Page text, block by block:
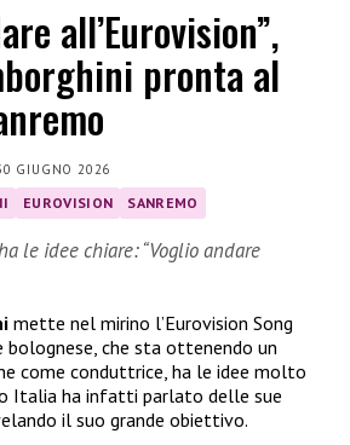
all’Eurovision”,
pronta al
GIUGNO 2026
EUROVISION SANREMO
le idee chiare: “Voglio andare
mette nel mirino l’Eurovision Song
che sta ottenendo un
come conduttrice, ha le idee molto
Italia ha infatti parlato delle sue
il suo grande obiettivo.